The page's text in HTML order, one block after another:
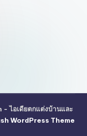
ไอเดียตกแต่งบ้านและ
WordPress Theme